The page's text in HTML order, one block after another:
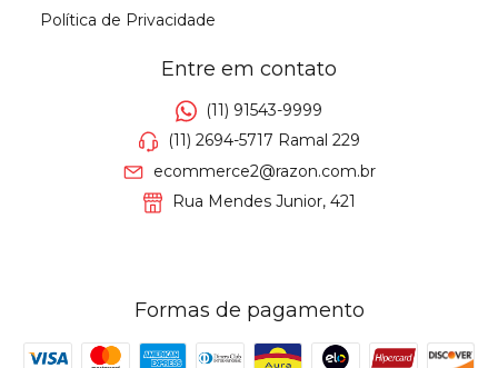
Política de Privacidade
Entre em contato
(11) 91543-9999
(11) 2694-5717 Ramal 229
ecommerce2@razon.com.br
Rua Mendes Junior, 421
Formas de pagamento